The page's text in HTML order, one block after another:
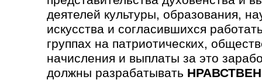
деятелей культуры, образования,
искусства и согла­сившихся
группах на патриотических,
начисления и выплаты за это
должны разрабатывать